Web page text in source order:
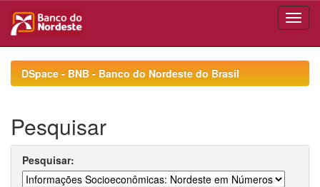
navigationDSpace - BNB - Banco do Nordeste do Brasil
Pesquisar
Pesquisar: